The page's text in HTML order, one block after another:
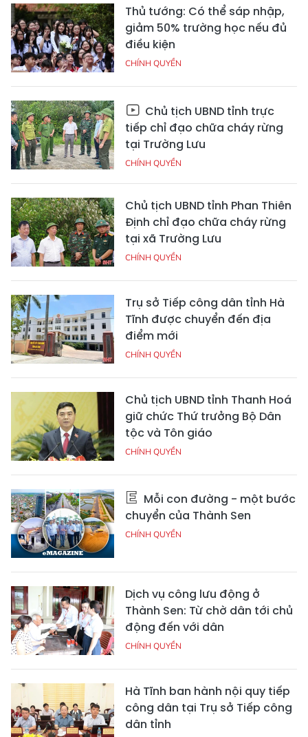
Thủ tướng: Có thể sáp nhập,
giảm 50% trường học nếu đủ
điều kiện
CHÍNH QUYỀN
Chủ tịch UBND tỉnh trực
tiếp chỉ đạo chữa cháy rừng
tại Trường Lưu
CHÍNH QUYỀN
Chủ tịch UBND tỉnh Phan Thiên
Định chỉ đạo chữa cháy rừng
tại xã Trường Lưu
CHÍNH QUYỀN
Trụ sở Tiếp công dân tỉnh Hà
Tĩnh được chuyển đến địa
điểm mới
CHÍNH QUYỀN
Chủ tịch UBND tỉnh Thanh Hoá
giữ chức Thứ trưởng Bộ Dân
tộc và Tôn giáo
CHÍNH QUYỀN
Mỗi con đường - một bước
chuyển của Thành Sen
CHÍNH QUYỀN
Dịch vụ công lưu động ở
Thành Sen: Từ chờ dân tới chủ
động đến với dân
CHÍNH QUYỀN
Hà Tĩnh ban hành nội quy tiếp
công dân tại Trụ sở Tiếp công
dân tỉnh